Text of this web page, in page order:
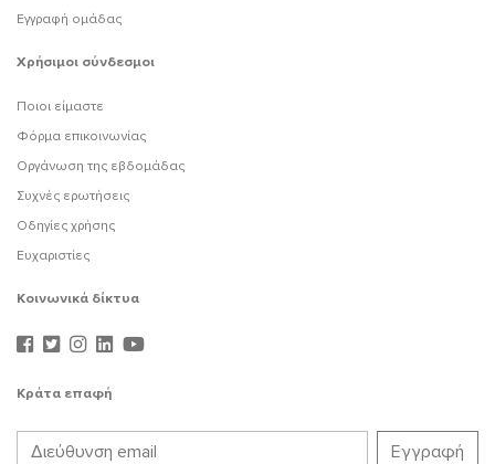
Εγγραφή ομάδας
Χρήσιμοι σύνδεσμοι
Ποιοι είμαστε
Φόρμα επικοινωνίας
Οργάνωση της εβδομάδας
Συχνές ερωτήσεις
Οδηγίες χρήσης
Ευχαριστίες
Κοινωνικά δίκτυα
Κράτα επαφή